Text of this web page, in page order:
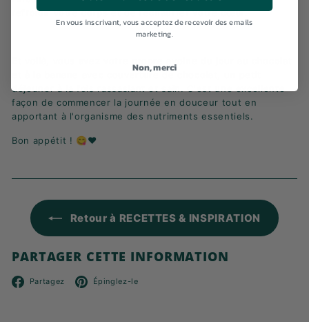
refroidir votre corps et de réchauffer votre cœur.
et à la banane avec couverture de chocolat, un petit
déjeuner à la fois rassasiant et sain. C'est une excellente
façon de commencer la journée en douceur tout en
apportant à l'organisme des nutriments essentiels.
Bon appétit ! 😋❤️
Retour à RECETTES & INSPIRATION
PARTAGER CETTE INFORMATION
Partagez Facebook
Épinglez-le
En vous inscrivant, vous acceptez de recevoir des emails
marketing.
Non, merci